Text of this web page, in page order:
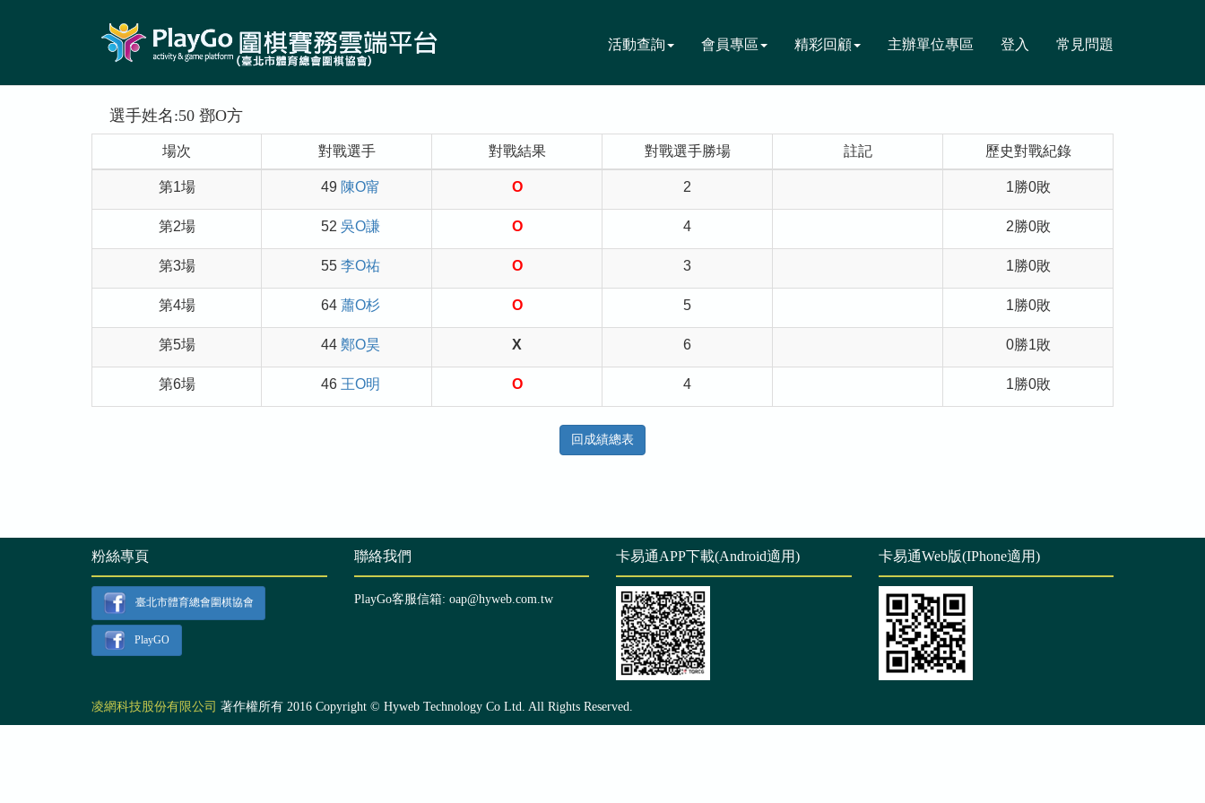
活動查詢 會員專區 精彩回顧 主辦單位專區 登入 常見問題
選手姓名:50 鄧O方
場次 對戰選手 對戰結果 對戰選手勝場 註記 歷史對戰紀錄
第1場 49 陳O甯 O 2 1勝0敗
第2場 52 吳O謙 O 4 2勝0敗
第3場 55 李O祐 O 3 1勝0敗
第4場 64 蕭O杉 O 5 1勝0敗
第5場 44 鄭O昊 X 6 0勝1敗
第6場 46 王O明 O 4 1勝0敗
回成績總表
粉絲專頁
臺北市體育總會圍棋協會
PlayGO
聯絡我們
PlayGo客服信箱: oap@hyweb.com.tw
卡易通APP下載(Android適用) 卡易通Web版(IPhone適用)
凌網科技股份有限公司 著作權所有 2016 Copyright © Hyweb Technology Co Ltd. All Rights Reserved.